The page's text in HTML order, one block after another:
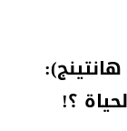
؟!